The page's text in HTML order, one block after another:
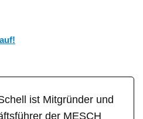
ist Mitgründer und
der MESCH